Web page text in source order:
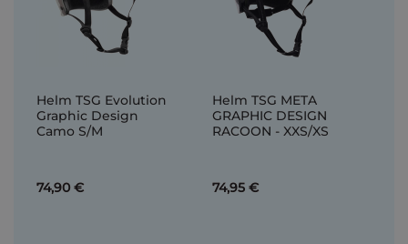
Helm TSG Evolution
Graphic Design
Camo S/M
74,90 €
Helm TSG META
GRAPHIC DESIGN
RACOON - XXS/XS
74,95 €